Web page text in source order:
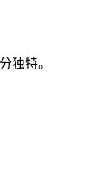
独特。